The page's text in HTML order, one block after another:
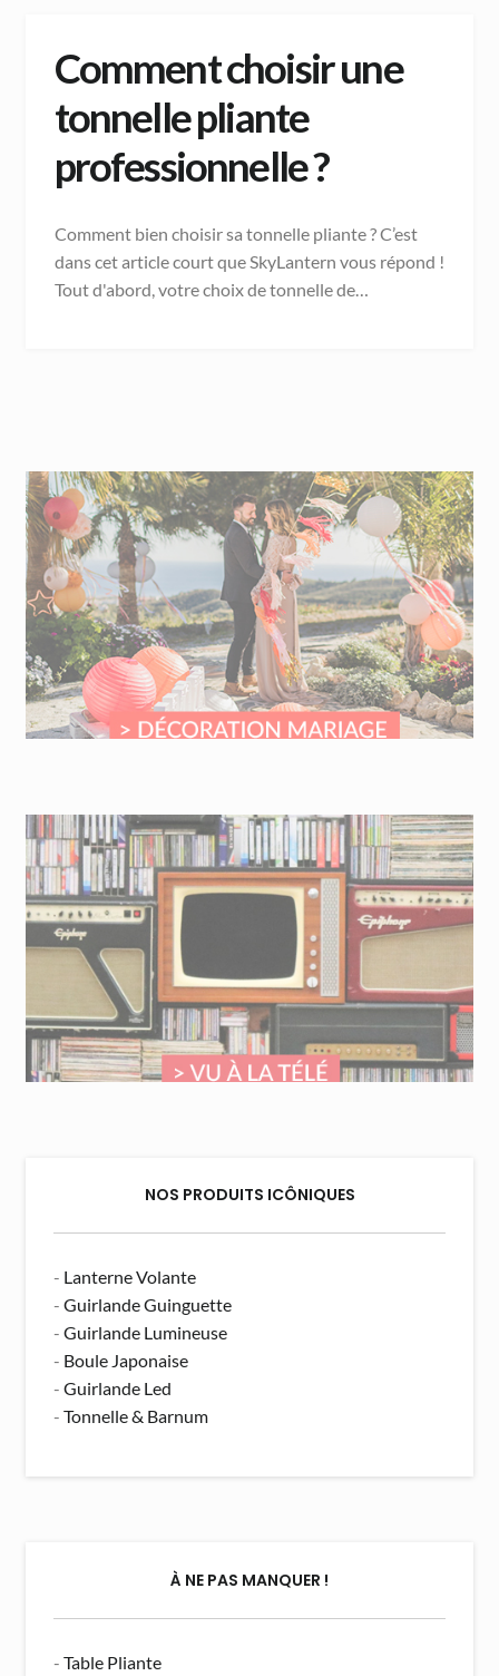
Comment choisir une
tonnelle pliante
professionnelle ?
Comment bien choisir sa tonnelle pliante ? C’est
dans cet article court que SkyLantern vous répond !
Tout d'abord, votre choix de tonnelle de…
NOS PRODUITS ICÔNIQUES
- Lanterne Volante
-Guirlande Guinguette
-Guirlande Lumineuse
- Boule Japonaise
-Guirlande Led
-Tonnelle & Barnum
À NE PAS MANQUER !
-Table Pliante